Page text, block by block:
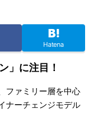
Hatena
」に注目！
ファミリー層を中心
ナーチェンジモデル